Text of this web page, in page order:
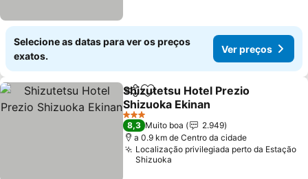
Selecione as datas para ver os preços
exatos.
Ver preços
PartilharAdicionar aos favoritos
Shizutetsu Hotel Prezio
Shizuoka Ekinan
3 Estrelas
8,3 Muito boa
2.949
a 0.9 km de Centro da cidade
Localização privilegiada perto da Estação
Shizuoka